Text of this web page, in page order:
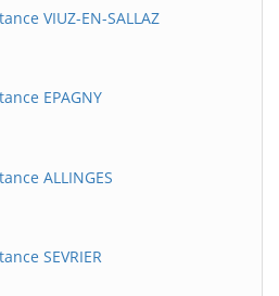
VIUZ-EN-SALLAZ
EPAGNY
ALLINGES
SEVRIER